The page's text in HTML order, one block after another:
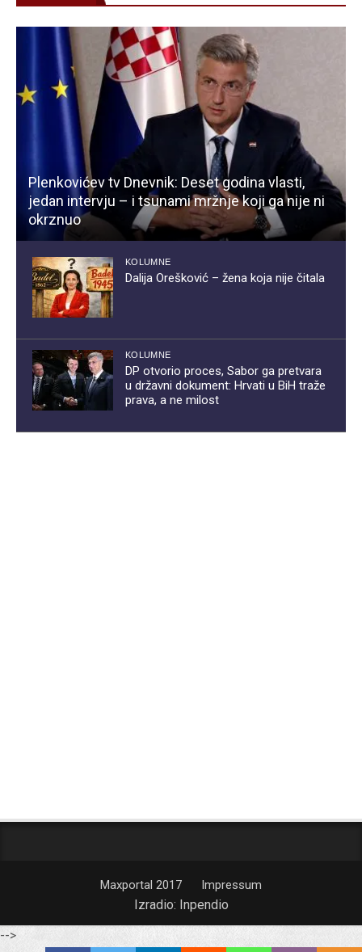
Plenkovićev tv Dnevnik: Deset godina vlasti,
jedan intervju – i tsunami mržnje koji ga nije ni
okrznuo
KOLUMNE
Dalija Orešković – žena koja nije čitala
KOLUMNE
DP otvorio proces, Sabor ga pretvara
u državni dokument: Hrvati u BiH traže
prava, a ne milost
Maxportal 2017 Impressum
Izradio: Inpendio
-->